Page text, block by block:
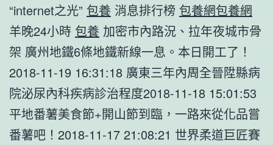
“internet之光” 包養 消息排行榜 包養網包養網
羊晚24小時 包養 加密市內路況、拉年夜城市骨
架 廣州地鐵6條地鐵新線一息。本日開工了！
2018-11-19 16:31:18 廣東三年內周全晉陞縣病
院泌尿內科疾病診治程度2018-11-18 15:01:53
平地番薯美食節+開山節到臨，一路來從化品嘗
番薯吧！2018-11-17 21:08:21 世界柔道巨匠賽